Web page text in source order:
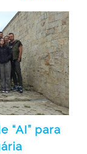
“AI” para